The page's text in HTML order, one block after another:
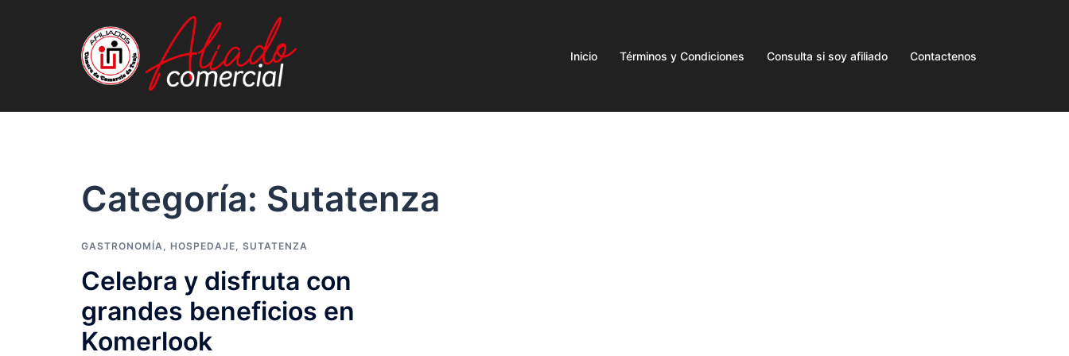
Inicio Términos y Condiciones Consulta si soy afiliado Contactenos
Categoría: Sutatenza
GASTRONOMÍA, HOSPEDAJE, SUTATENZA
Celebra y disfruta con
grandes beneficios en
Komerlook